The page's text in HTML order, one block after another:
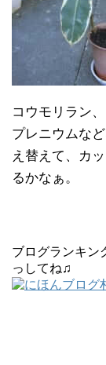
コウモリラン
プレニウムな
え替えて、カ
るかなぁ。
ブログランキン
っしてね♫